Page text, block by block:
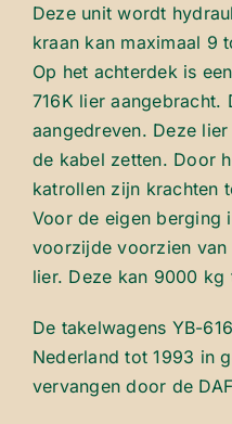
Deze unit wordt
kraan kan maximaal 9
Op het achterdek is
716K lier aangebracht.
aangedreven. Deze
de kabel zetten. Door
katrollen zijn krachten
Voor de eigen berging
voorzijde voorzien van
lier. Deze kan 9000 kg
De takelwagens YB-
Nederland tot 1993 in
vervangen door de